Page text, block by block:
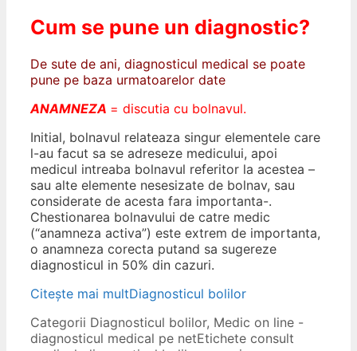
Cum se pune un diagnostic?
De sute de ani, diagnosticul medical se poate
pune pe baza urmatoarelor date
ANAMNEZA = discutia cu bolnavul.
Initial, bolnavul relateaza singur elementele care
l-au facut sa se adreseze medicului, apoi
medicul intreaba bolnavul referitor la acestea –
sau alte elemente nesesizate de bolnav, sau
considerate de acesta fara importanta-.
Chestionarea bolnavului de catre medic
(“anamneza activa”) este extrem de importanta,
o anamneza corecta putand sa sugereze
diagnosticul in 50% din cazuri.
Citește mai multDiagnosticul bolilor
Categorii Diagnosticul bolilor, Medic on line -
diagnosticul medical pe netEtichete consult